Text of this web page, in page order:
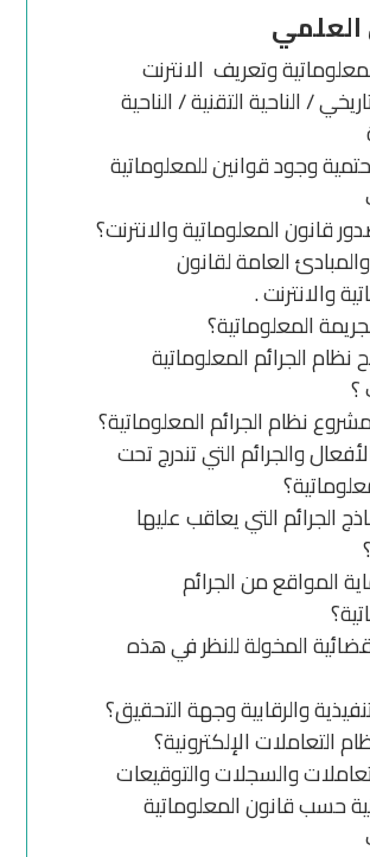
وتعريف الانترنت
/ الناحية التقنية / الناحية
وجود قوانين للمعلوماتية
قانون المعلوماتية والانترنت؟
العامة لقانون
والانترنت .
المعلوماتية؟
نظام الجرائم المعلوماتية
؟
نظام الجرائم المعلوماتية؟
والجرائم التي تندرج تحت
الجرائم التي يعاقب عليها
المواقع من الجرائم
المخولة للنظر في هذه
والرقابية وجهة التحقيق؟
التعاملات الإلكترونية؟
والسجلات والتوقيعات
حسب قانون المعلوماتية